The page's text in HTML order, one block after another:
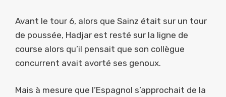
Avant le tour 6, alors que Sainz était sur un tour
de poussée, Hadjar est resté sur la ligne de
course alors qu’il pensait que son collègue
concurrent avait avorté ses genoux.
Mais à mesure que l’Espagnol s’approchait de la